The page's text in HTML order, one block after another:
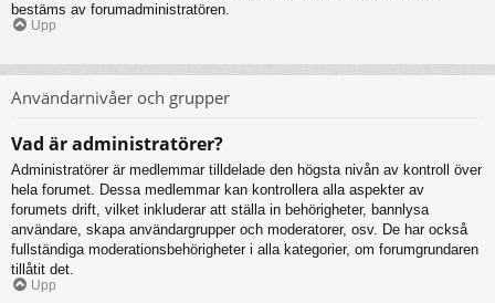
bestäms av forumadministratören.
Upp
Användarnivåer och grupper
Vad är administratörer?
Administratörer är medlemmar tilldelade den högsta nivån av kontroll över
hela forumet. Dessa medlemmar kan kontrollera alla aspekter av
forumets drift, vilket inkluderar att ställa in behörigheter, bannlysa
användare, skapa användargrupper och moderatorer, osv. De har också
fullständiga moderationsbehörigheter i alla kategorier, om forumgrundaren
tillåtit det.
Upp